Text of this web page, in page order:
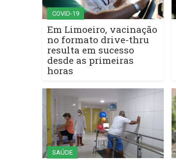
COVID-19
Em Limoeiro, vacinação
no formato drive-thru
resulta em sucesso
desde as primeiras
horas
SAÚDE